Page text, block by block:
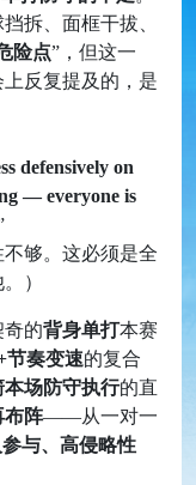
拆、面框干拔、
险点”，但这一
反复提及的，是
defensively on
— everyone is
不够。这必须是全
）
的背身单打本赛
节奏变速的复合
本场防守执行的直
布阵——从一对一
与、高侵略性